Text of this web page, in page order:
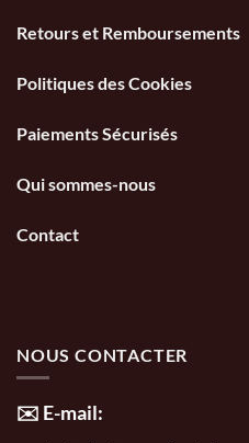
Retours et Remboursements
Politiques des Cookies
Paiements Sécurisés
Qui sommes-nous
Contact
NOUS CONTACTER
✉️ E-mail: